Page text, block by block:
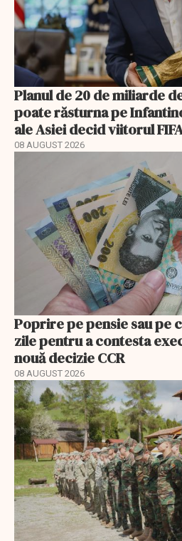
Planul de 20 de miliarde
poate răsturna pe
ale Asiei decid viitorul
08 AUGUST 2026
Poprire pe pensie sau pe
zile pentru a contesta
nouă decizie CCR
08 AUGUST 2026